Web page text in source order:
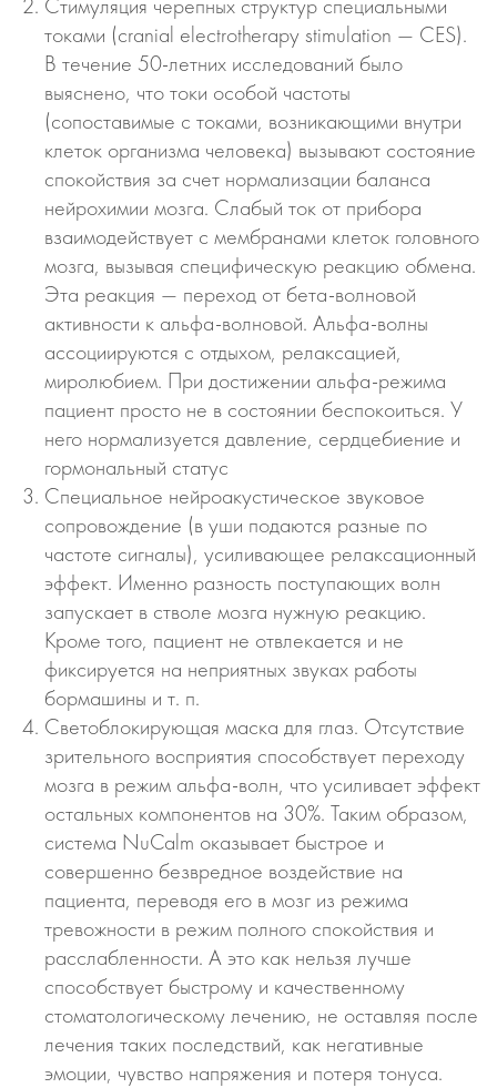
токами (сranial electrotherapy stimulation — CES).
В течение 50-летних исследований было
выяснено, что токи особой частоты
(сопоставимые с токами, возникающими внутри
клеток организма человека) вызывают состояние
спокойствия за счет нормализации баланса
нейрохимии мозга. Слабый ток от прибора
взаимодействует с мембранами клеток головного
мозга, вызывая специфическую реакцию обмена.
Эта реакция — переход от бета-волновой
активности к альфа-волновой. Альфа-волны
ассоциируются с отдыхом, релаксацией,
миролюбием. При достижении альфа-режима
пациент просто не в состоянии беспокоиться. У
него нормализуется давление, сердцебиение и
гормональный статус
Специальное нейроакустическое звуковое
сопровождение (в уши подаются разные по
частоте сигналы), усиливающее релаксационный
эффект. Именно разность поступающих волн
запускает в стволе мозга нужную реакцию.
Кроме того, пациент не отвлекается и не
фиксируется на неприятных звуках работы
бормашины и т. п.
Светоблокирующая маска для глаз. Отсутствие
зрительного восприятия способствует переходу
мозга в режим альфа-волн, что усиливает эффект
остальных компонентов на 30%. Таким образом,
система NuCalm оказывает быстрое и
совершенно безвредное воздействие на
пациента, переводя его в мозг из режима
тревожности в режим полного спокойствия и
расслабленности. А это как нельзя лучше
способствует быстрому и качественному
стоматологическому лечению, не оставляя после
лечения таких последствий, как негативные
эмоции, чувство напряжения и потеря тонуса.